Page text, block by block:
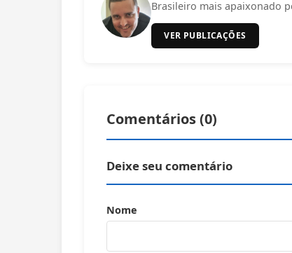
Brasileiro mais apaixonado
VER PUBLICAÇÕES
Comentários (0)
Deixe seu comentário
Nome